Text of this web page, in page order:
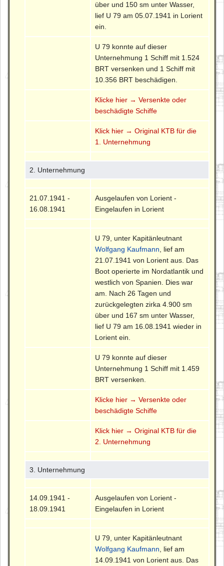
über und 150 sm unter Wasser,
lief U 79 am 05.07.1941 in Lorient
ein.
U 79 konnte auf dieser
Unternehmung 1 Schiff mit 1.524
BRT versenken und 1 Schiff mit
10.356 BRT beschädigen.
Klicke hier → Versenkte oder
beschädigte Schiffe
Klick hier → Original KTB für die
1. Unternehmung
2. Unternehmung
21.07.1941 -
16.08.1941
Ausgelaufen von Lorient -
Eingelaufen in Lorient
U 79, unter Kapitänleutnant
Wolfgang Kaufmann , lief am
21.07.1941 von Lorient aus. Das
Boot operierte im Nordatlantik und
westlich von Spanien. Dies war
am. Nach 26 Tagen und
zurückgelegten zirka 4.900 sm
über und 167 sm unter Wasser,
lief U 79 am 16.08.1941 wieder in
Lorient ein.
U 79 konnte auf dieser
Unternehmung 1 Schiff mit 1.459
BRT versenken.
Klicke hier → Versenkte oder
beschädigte Schiffe
Klick hier → Original KTB für die
2. Unternehmung
3. Unternehmung
14.09.1941 -
18.09.1941
Ausgelaufen von Lorient -
Eingelaufen in Lorient
U 79, unter Kapitänleutnant
Wolfgang Kaufmann , lief am
14.09.1941 von Lorient aus. Das